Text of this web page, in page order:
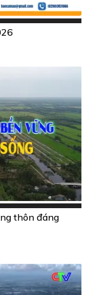
thôn đáng